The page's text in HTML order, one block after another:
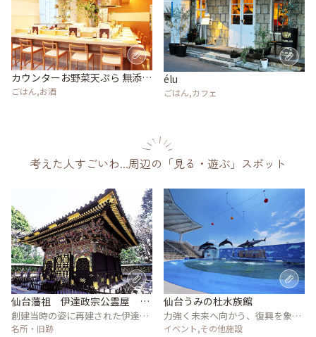
カウンターお野菜天ぷら 無添か
き氷 mego
ごはん,お酒
élu
ごはん,カフェ
考えた人すごいわ...周辺の「見る・遊ぶ」スポット
仙台藩祖 伊達政宗公霊屋 瑞
鳳殿
創建当時の姿に再建された伊達政
宗が眠る霊屋
名所・旧跡
仙台うみの杜水族館
力強く未来へ向かう、復興を象徴
する水族館
イベント,その他施設